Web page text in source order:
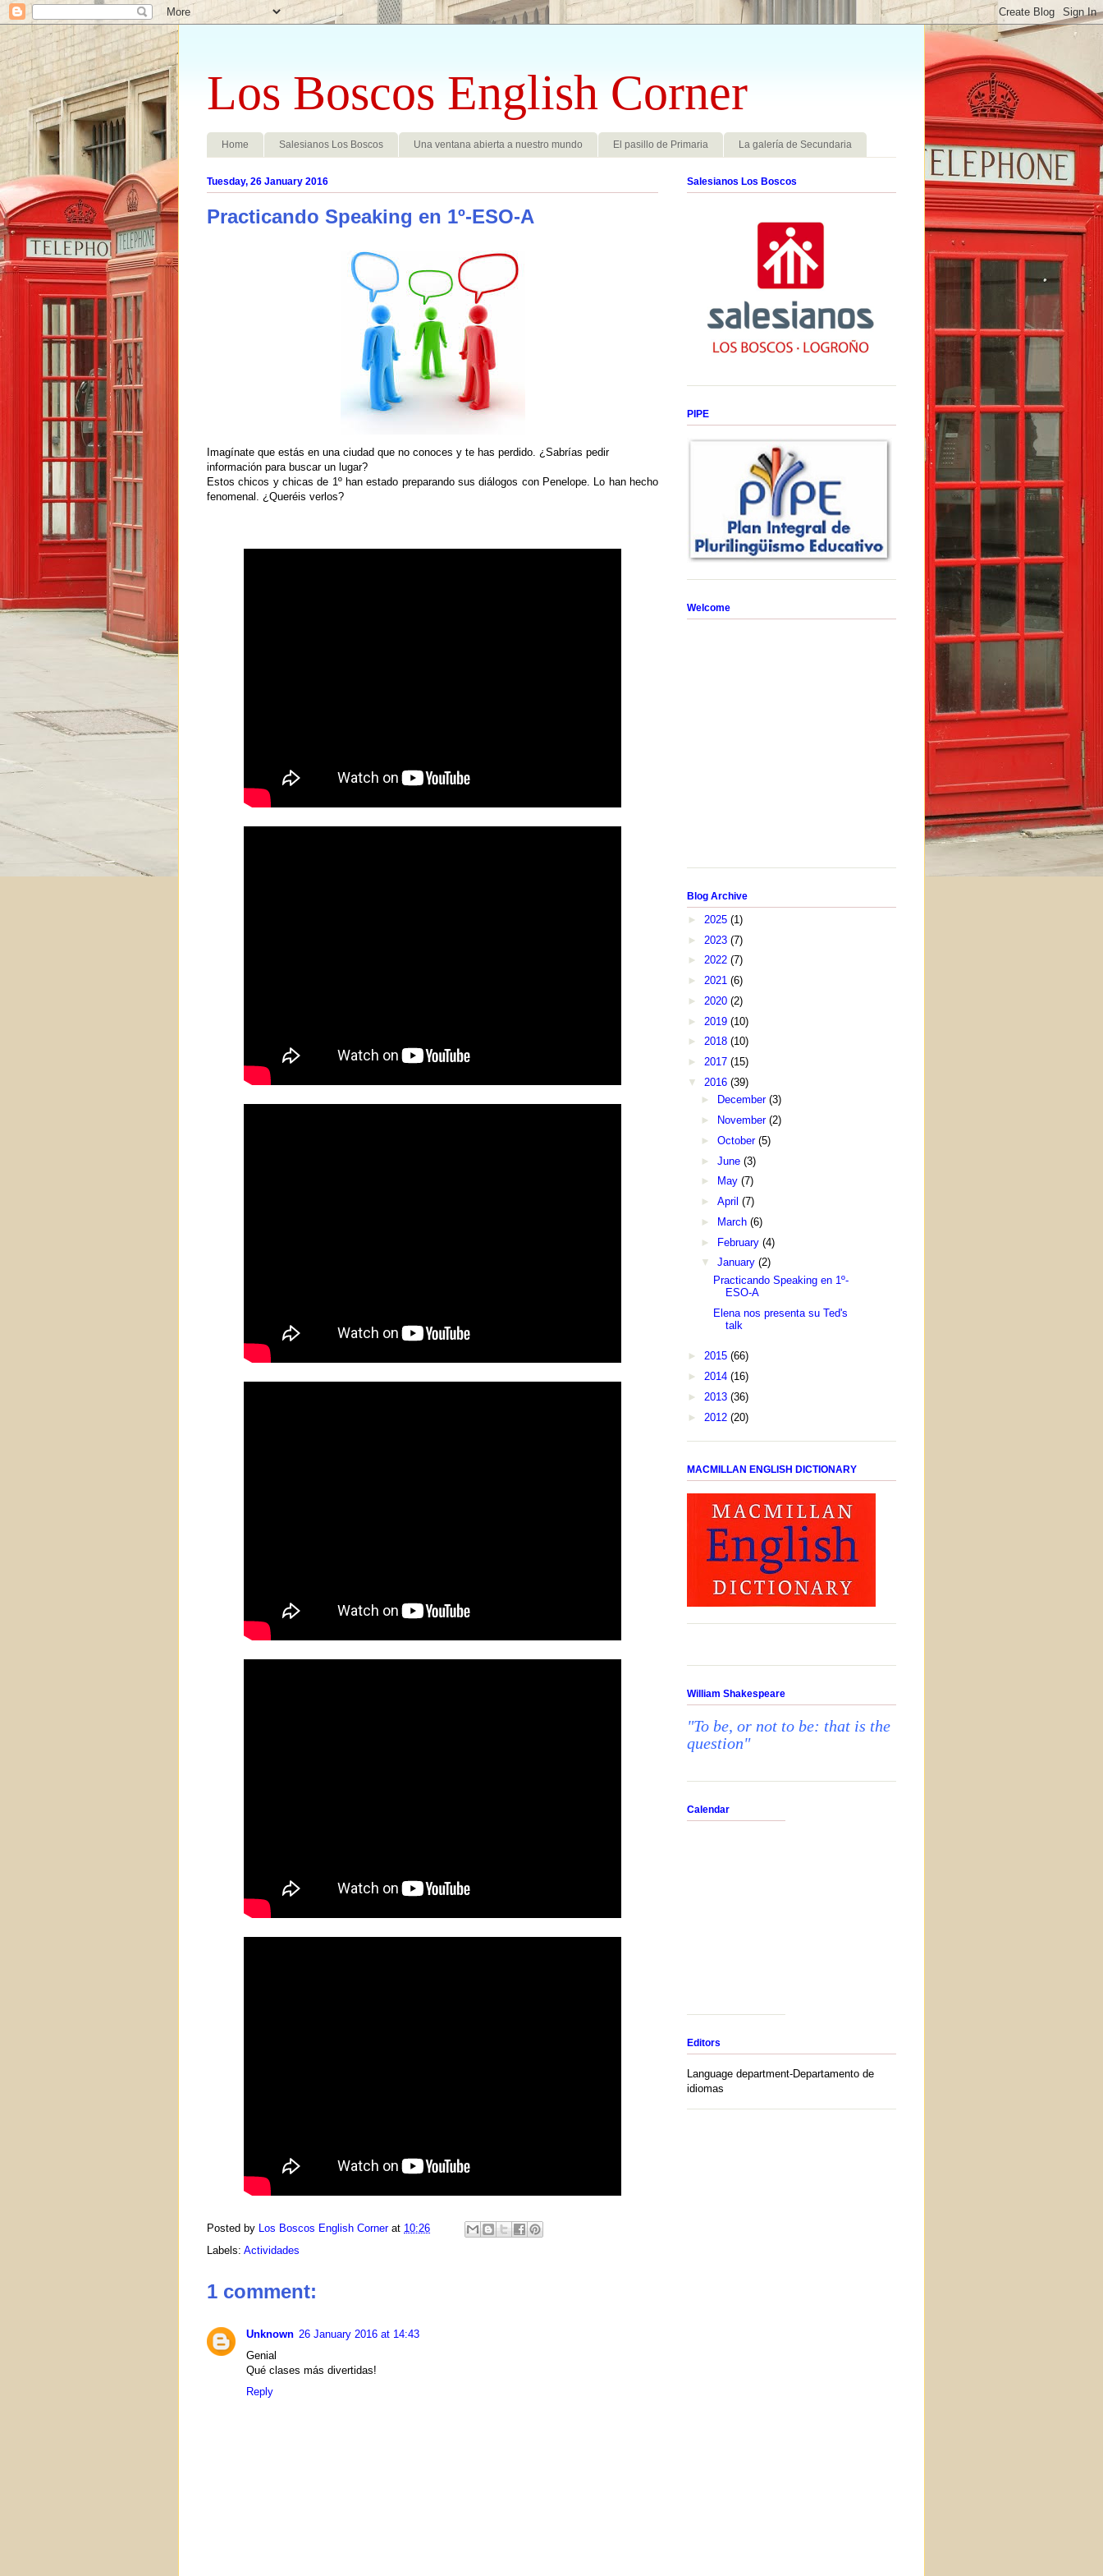
Los Boscos English Corner
Home Salesianos Los Boscos Una ventana abierta a nuestro mundo El pasillo de Primaria La galería de Secundaria
Tuesday, 26 January 2016
Practicando Speaking en 1º-ESO-A
Imagínate que estás en una ciudad que no conoces y te has perdido. ¿Sabrías pedir
información para buscar un lugar?
Estos chicos y chicas de 1º han estado preparando sus diálogos con Penelope. Lo han hecho
fenomenal. ¿Queréis verlos?
Posted by Los Boscos English Corner at 10:26
Labels: Actividades
1 comment:
Unknown 26 January 2016 at 14:43
Genial
Qué clases más divertidas!
Reply
Salesianos Los Boscos
PIPE
Welcome
Blog Archive
► 2025 (1)
► 2023 (7)
► 2022 (7)
► 2021 (6)
► 2020 (2)
► 2019 (10)
► 2018 (10)
► 2017 (15)
▼ 2016 (39)
►
December (3)
►
November (2)
► October (5)
► June (3)
►
May (7)
► April (7)
►
March (6)
► February (4)
▼ January (2)
Practicando Speaking en 1º-
ESO-A
Elena nos presenta su Ted's
talk
► 2015 (66)
► 2014 (16)
► 2013 (36)
► 2012 (20)
MACMILLAN ENGLISH DICTIONARY
William Shakespeare
"To be, or not to be: that is the
question"
Calendar
Editors
Language department-Departamento de
idiomas